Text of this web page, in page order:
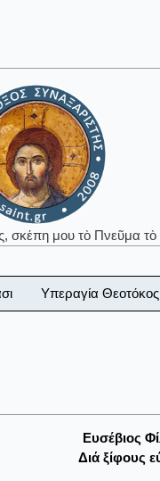
μου τὸ Πνεῦμα τὸ
Υπεραγία Θεοτόκος
Eυσέβιος
Διά ξίφους